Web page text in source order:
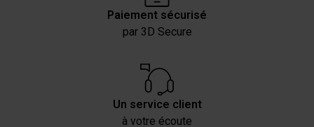
Paiement sécurisé
par 3D Secure
Un service client
à votre écoute